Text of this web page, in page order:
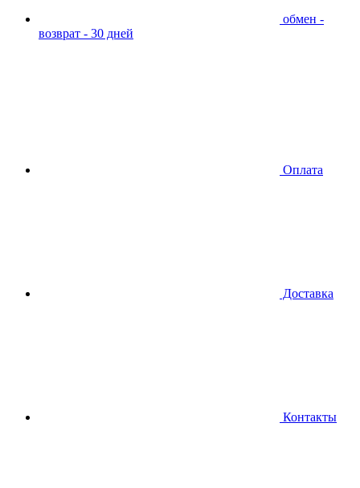
обмен -
возврат - 30 дней
Оплата
Доставка
Контакты